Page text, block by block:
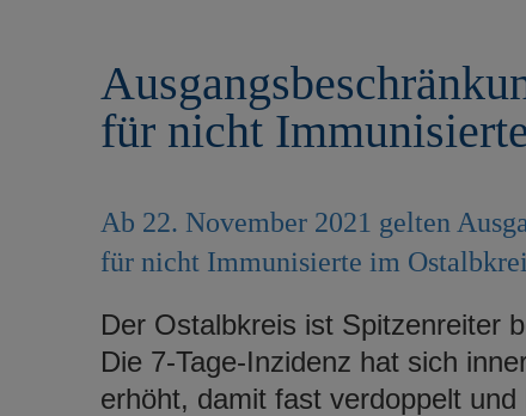
für nicht
Ab 22. November 2021 gelten
für nicht Immunisierte im
Der Ostalbkreis ist Spitzenreiter
Die 7-Tage-Inzidenz hat sich
erhöht, damit fast verdoppelt